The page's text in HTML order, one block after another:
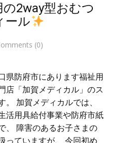
2way型おむつ
ール
(0)
県防府市にあります福祉用
店「加賀メディカル」のス
。 加賀メディカルでは、
活用具給付事業や防府市紙
、 障害のあるお子さまの
っていますが、 今回初め